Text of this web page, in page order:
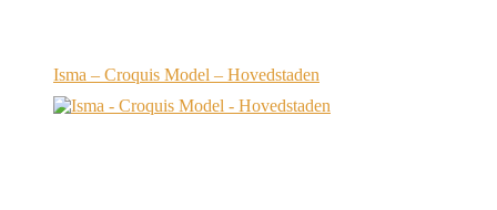
Isma – Croquis Model – Hovedstaden